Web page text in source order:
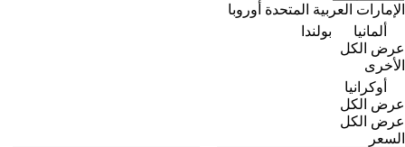
الإمارات العربية المتحدة أوروبا
ألمانيا
بولندا
عرض الكل
الأخرى
أوكرانيا
عرض الكل
عرض الكل
السعر